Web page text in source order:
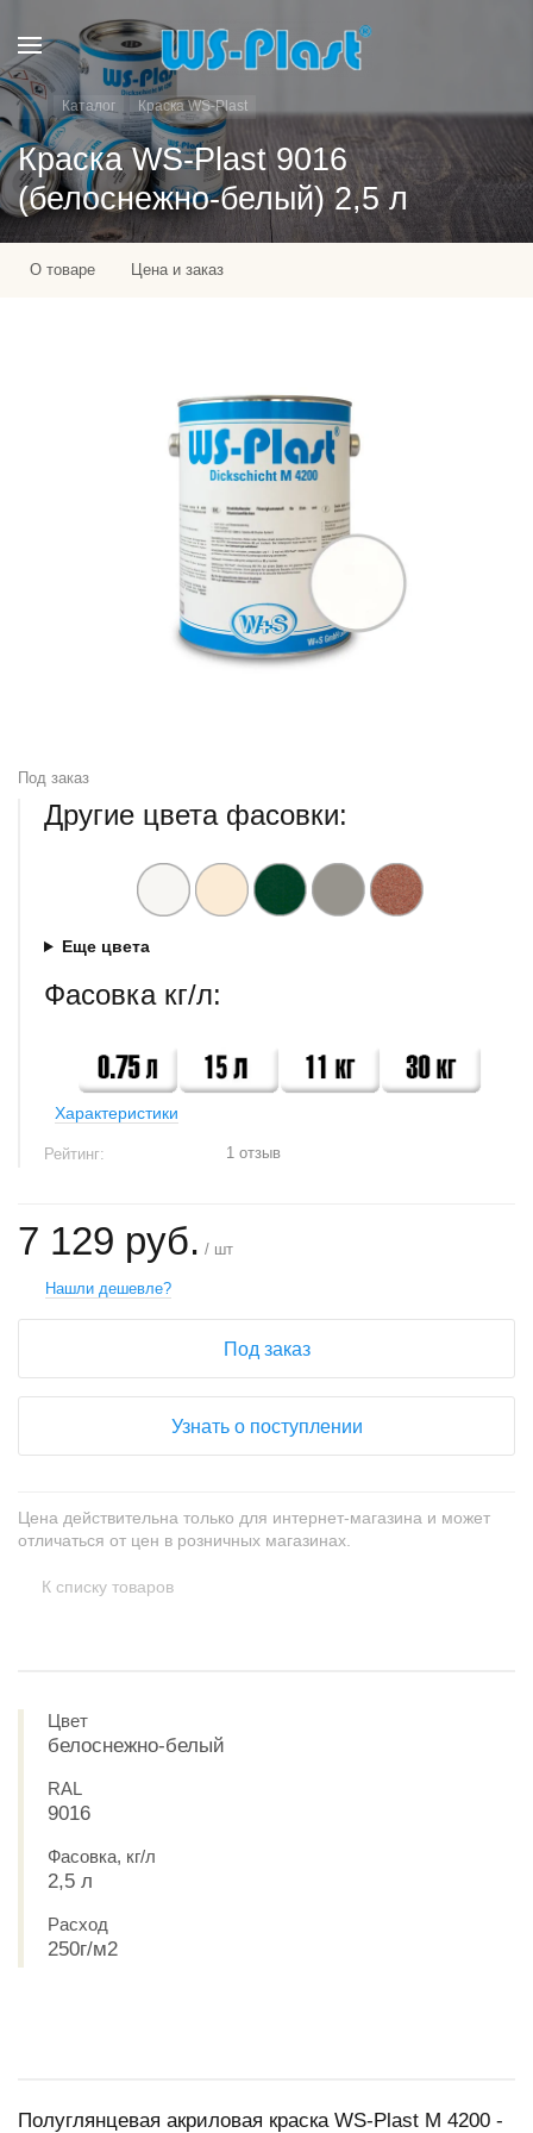
Каталог Краска WS-Plast
Краска WS-Plast 9016
(белоснежно-белый) 2,5 л
О товаре Цена и заказ
Под заказ
Другие цвета фасовки:
Еще цвета
Фасовка кг/л:
Характеристики
Рейтинг: 1 отзыв
7 129 руб. / шт
Нашли дешевле?
Под заказ
Узнать о поступлении
Цена действительна только для интернет-магазина и может
отличаться от цен в розничных магазинах.
К списку товаров
Цвет
белоснежно-белый
RAL
9016
Фасовка, кг/л
2,5 л
Расход
250г/м2
Полуглянцевая акриловая краска WS-Plast M 4200 -